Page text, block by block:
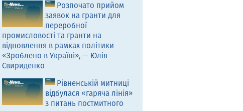
Розпочато прийом
заявок на гранти для
переробної
промисловості та гранти на
відновлення в рамках політики
«Зроблено в Україні», — Юлія
Свириденко
Рівненській митниці
відбулася «гаряча лінія»
з питань постмитного